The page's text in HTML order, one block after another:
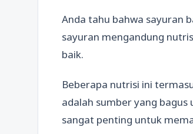
Anda tahu bahwa sayuran
sayuran mengandung
baik.
Beberapa nutrisi ini
adalah sumber yang
sangat penting untuk